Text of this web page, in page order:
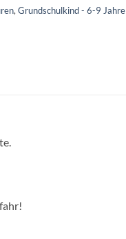
, Grundschulkind - 6-9 Jahre